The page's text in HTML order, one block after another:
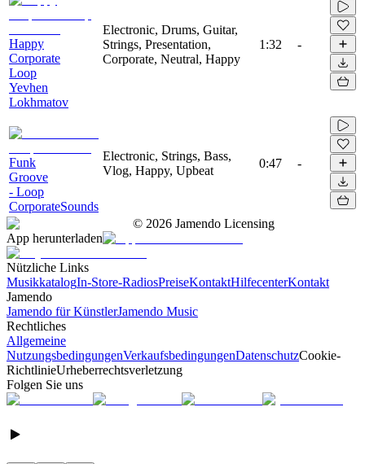
Happy
Corporate
Loop
Yevhen
Lokhmatov
Electronic, Drums, Guitar,
Strings, Presentation,
Corporate, Neutral, Happy
1:32 -
Funk
Groove
- Loop
CorporateSounds
Electronic, Strings, Bass,
Vlog, Happy, Upbeat
0:47 -
© 2026 Jamendo Licensing
App herunterladen
Nützliche Links
MusikkatalogIn-Store-RadiosPreiseKontaktHilfecenterKontakt
Jamendo
Jamendo für KünstlerJamendo Music
Rechtliches
Allgemeine
NutzungsbedingungenVerkaufsbedingungenDatenschutzCookie-
RichtlinieUrheberrechtsverletzung
Folgen Sie uns